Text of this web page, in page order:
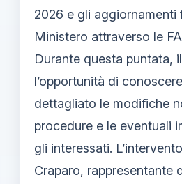
2026 e gli aggiornamenti
Ministero attraverso le
Durante questa puntata,
l’opportunità di
dettagliato le modifiche
procedure e le eventuali
gli interessati.
Craparo, rappresentante